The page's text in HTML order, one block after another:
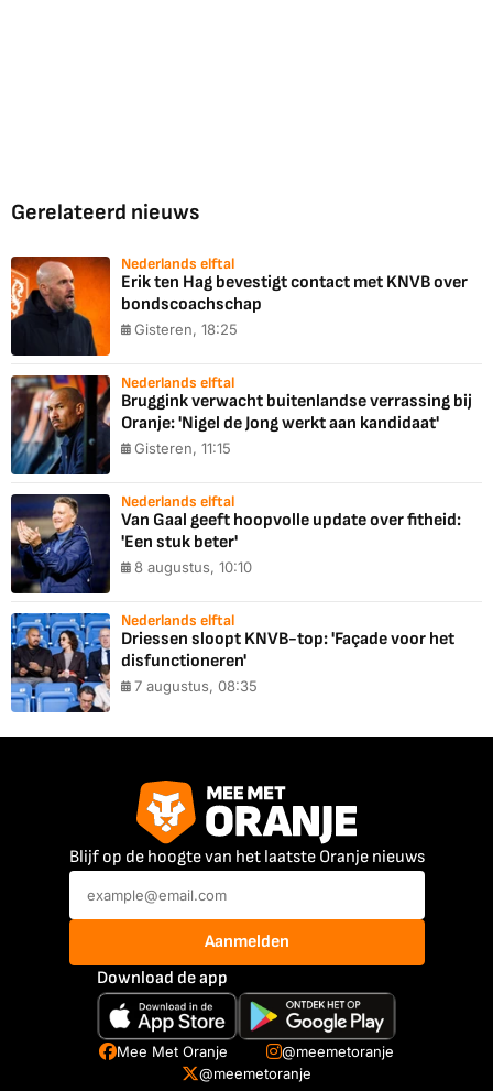
Gerelateerd nieuws
Nederlands elftal
Erik ten Hag bevestigt contact met KNVB over
bondscoachschap
Gisteren, 18:25
Nederlands elftal
Bruggink verwacht buitenlandse verrassing bij
Oranje: 'Nigel de Jong werkt aan kandidaat'
Gisteren, 11:15
Nederlands elftal
Van Gaal geeft hoopvolle update over fitheid:
'Een stuk beter'
8 augustus, 10:10
Nederlands elftal
Driessen sloopt KNVB-top: 'Façade voor het
disfunctioneren'
7 augustus, 08:35
Blijf op de hoogte van het laatste Oranje nieuws
Aanmelden
Download de app
Mee Met Oranje
@meemetoranje
@meemetoranje